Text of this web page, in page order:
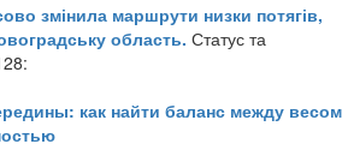
змінила маршрути низки потягів,
область. Статус та
как найти баланс между весом